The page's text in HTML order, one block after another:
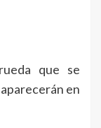
que se
en